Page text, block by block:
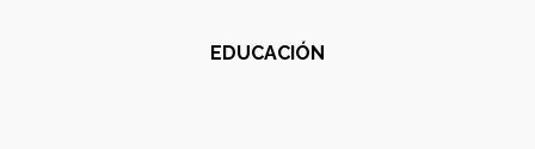
EDUCACIÓN